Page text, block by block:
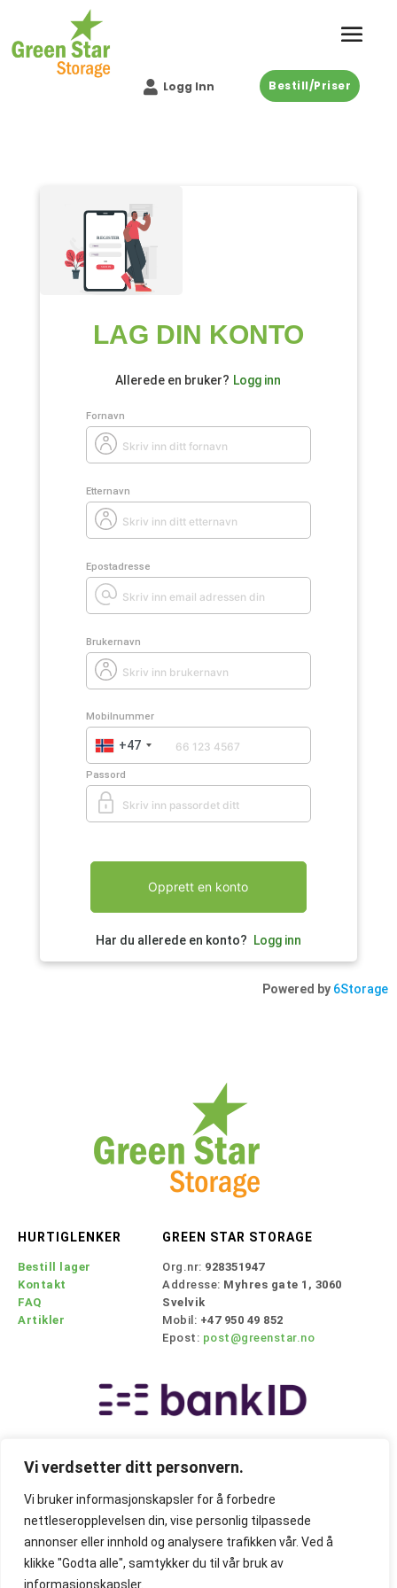
Vi verdsetter ditt personvern.
Vi bruker informasjonskapsler for å forbedre
nettleseropplevelsen din, vise personlig tilpassede
annonser eller innhold og analysere trafikken vår. Ved å
klikke "Godta alle", samtykker du til vår bruk av
informasjonskapsler.
 Logg Inn Bestill/Priser
LAG DIN KONTO
Allerede en bruker? Logg inn
Fornavn
Etternavn
Epostadresse
Brukernavn
Mobilnummer
+47
Passord
Opprett en konto
Har du allerede en konto? Logg inn
Powered by 6Storage
HURTIGLENKER
Bestill lager
Kontakt
FAQ
Artikler
GREEN STAR STORAGE
Org.nr: 928351947
Addresse: Myhres gate 1, 3060
Svelvik
Mobil: +47 950 49 852
Epost: post@greenstar.no
© 2024 Green Star Storage